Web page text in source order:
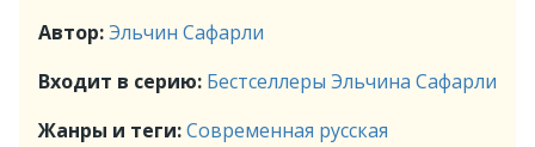
Автор:Эльчин Сафарли
Входит в серию: Бестселлеры Эльчина Сафарли
Жанры и теги:Современная русская